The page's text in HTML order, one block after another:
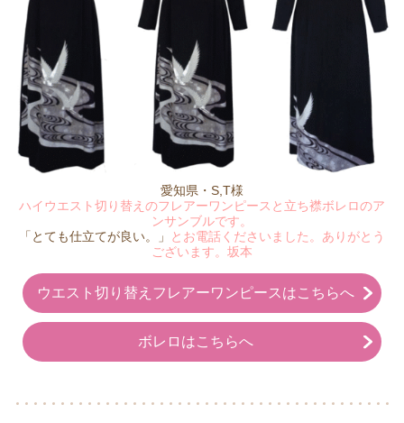
愛知県・S,T様
ハイウエスト切り替えのフレアーワンピースと立ち襟ボレロのア
ンサンブルです。
「とても仕立てが良い。」
とお電話くださいました。ありがとう
ございます。坂本
ウエスト切り替えフレアーワンピースはこちらへ
ボレロはこちらへ